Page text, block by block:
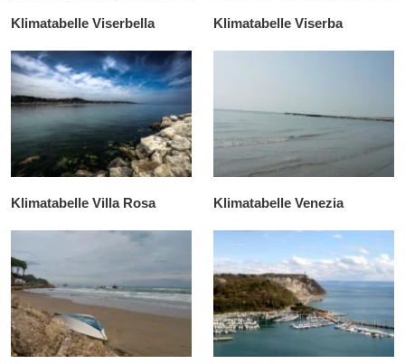
Klimatabelle Viserbella Klimatabelle Viserba
Klimatabelle Villa Rosa Klimatabelle Venezia